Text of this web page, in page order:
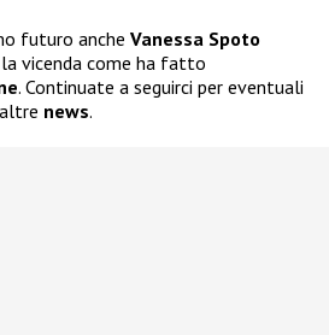
futuro anche Vanessa Spoto
vicenda come ha fatto
. Continuate a seguirci per eventuali
news.